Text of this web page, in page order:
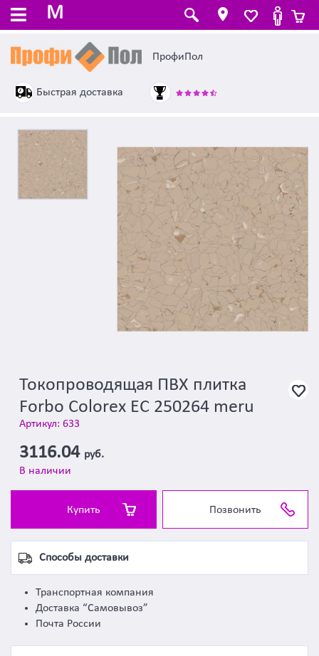
M
ПрофиПол
Быстрая доставка
Токопроводящая ПВХ плитка
Forbo Colorex EC 250264 meru
Артикул: 633
3116.04 руб.
В наличии
Купить Позвонить
Способы доставки
Транспортная компания
Доставка “Самовывоз”
Почта России